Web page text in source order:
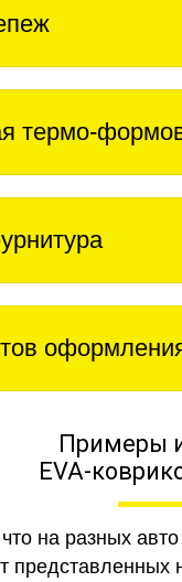
термо-
Примеры
EVA-
на разных